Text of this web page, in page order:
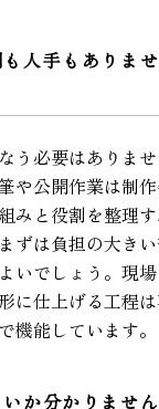
人手もありま
う必要はありま
や公開作業は制
みと役割を整理
ずは負担の大き
いでしょう。現
に仕上げる工程
機能しています。
か分かりません